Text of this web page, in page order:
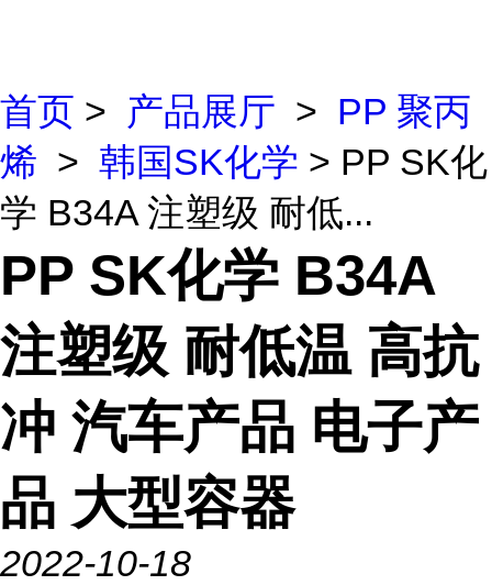
首页 > 产品展厅 > PP 聚丙
烯 > 韩国SK化学 > PP SK化
学 B34A 注塑级 耐低...
PP SK化学 B34A
注塑级 耐低温 高抗
冲 汽车产品 电子产
品 大型容器
2022-10-18